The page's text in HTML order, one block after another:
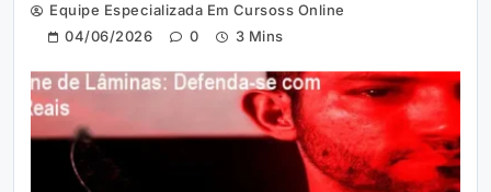
Equipe Especializada Em Cursoss Online
04/06/2026
0 3 Mins